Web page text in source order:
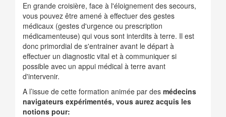
En grande croisière, face à l'éloignement des secours,
vous pouvez être amené à effectuer des gestes
médicaux (gestes d'urgence ou prescription
médicamenteuse) qui vous sont interdits à terre. Il est
donc primordial de s'entrainer avant le départ à
effectuer un diagnostic vital et à communiquer si
possible avec un appui médical à terre avant
d'intervenir.
A l’issue de cette formation animée par des médecins
navigateurs expérimentés, vous aurez acquis les
notions pour: